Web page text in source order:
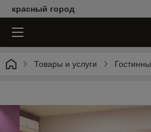
красный город
Товары и услуги